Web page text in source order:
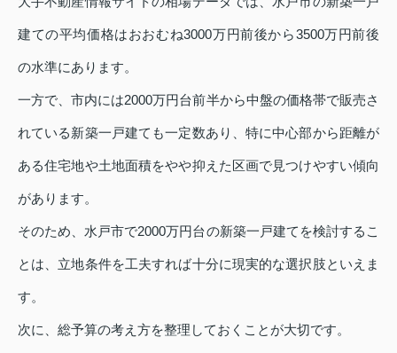
建ての平均価格はおおむね3000万円前後から3500万円前後
の水準にあります。
一方で、市内には2000万円台前半から中盤の価格帯で販売さ
れている新築一戸建ても一定数あり、特に中心部から距離が
ある住宅地や土地面積をやや抑えた区画で見つけやすい傾向
があります。
そのため、水戸市で2000万円台の新築一戸建てを検討するこ
とは、立地条件を工夫すれば十分に現実的な選択肢といえま
す。
次に、総予算の考え方を整理しておくことが大切です。